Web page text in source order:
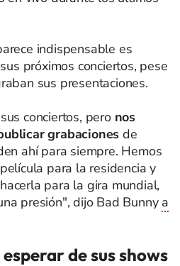
indispensable es
próximos conciertos, pese
sus presentaciones.
conciertos, pero nos
grabaciones de
ahí para siempre. Hemos
para la residencia y
para la gira mundial,
presión", dijo Bad Bunny a
de sus shows